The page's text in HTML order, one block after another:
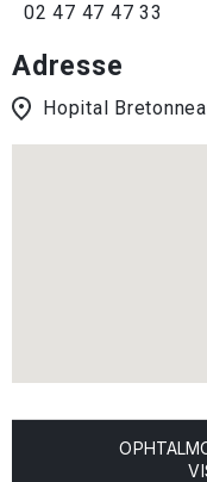
02 47 47 47 33
Adresse
Hopital